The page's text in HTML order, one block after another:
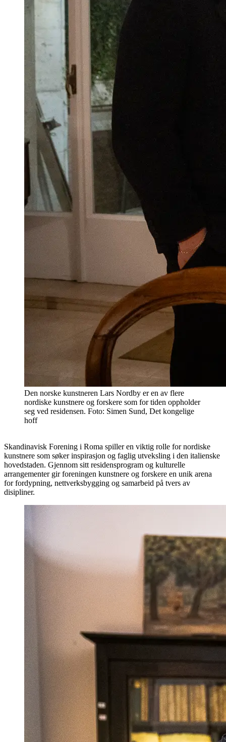
Den norske kunstneren Lars Nordby er en av flere
nordiske kunstnere og forskere som for tiden oppholder
seg ved residensen. Foto: Simen Sund, Det kongelige
hoff
Skandinavisk Forening i Roma spiller en viktig rolle for nordiske
kunstnere som søker inspirasjon og faglig utveksling i den italienske
hovedstaden. Gjennom sitt residensprogram og kulturelle
arrangementer gir foreningen kunstnere og forskere en unik arena
for fordypning, nettverksbygging og samarbeid på tvers av
disipliner.